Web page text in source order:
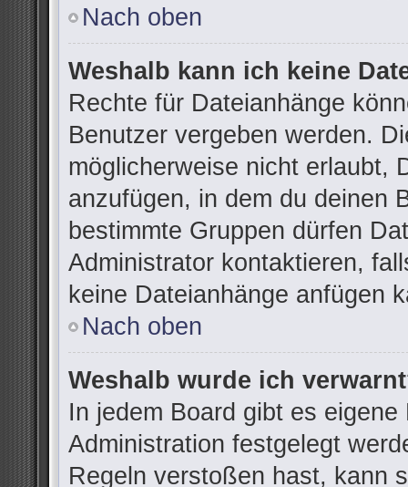
Nach oben
Weshalb kann ich keine
Rechte für Dateianhänge
Benutzer vergeben werden.
möglicherweise nicht erlaubt,
anzufügen, in dem du deinen
bestimmte Gruppen dürfen
Administrator kontaktieren,
keine Dateianhänge anfügen
Nach oben
Weshalb wurde ich
In jedem Board gibt es
Administration festgelegt
Regeln verstoßen hast, kann